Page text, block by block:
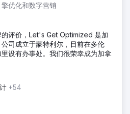
优化和数字营销
评价，Let's Get Optimized 是加
司成立于蒙特利尔，目前在多伦
设有办事处。我们很荣幸成为加拿
+54